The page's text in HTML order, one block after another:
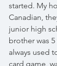
started. My
Canadian,
junior high
brother was
always used
card game,